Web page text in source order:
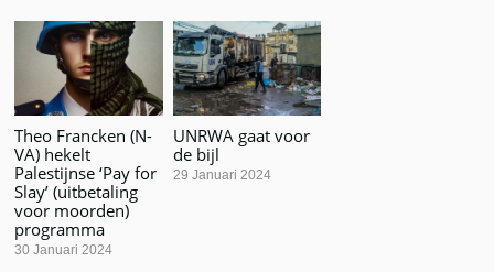
Theo Francken (N-
VA) hekelt
Palestijnse ‘Pay for
Slay’ (uitbetaling
voor moorden)
programma
30 Januari 2024
UNRWA gaat voor
de bijl
29 Januari 2024